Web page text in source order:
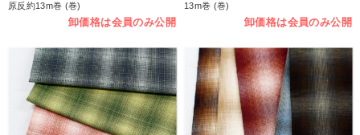
原反約13m巻 (巻)
卸価格は会員のみ公開
13m巻 (巻)
卸価格は会員のみ公開